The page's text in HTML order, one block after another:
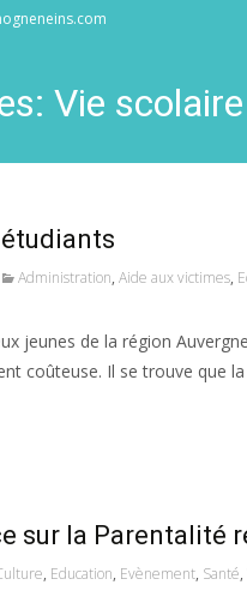
Vie scolaire
Administration, Aide aux victimes,
jeunes de la région
coûteuse. Il se trouve que
sur la Parentalité
, Education, Evènement, Santé,